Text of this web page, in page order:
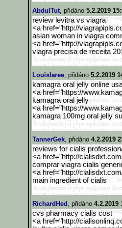
AbdulTut, přidáno 5.2.2019
review levitra vs viagra
<a href="http://
asian woman in viagra
<a href="http://
viagra precisa de receita
Louislaree, přidáno 5.2.2019
kamagra oral jelly online
<a href="https://
kamagra oral jelly
<a href="https://
kamagra 100mg oral jelly
TannerGek, přidáno 4.2.2019
reviews for cialis
<a href="http://
comprar viagra cialis
<a href="http://
main ingredient of cialis
RichardHed , přidáno 4.2.2019
cvs pharmacy cialis cost
<a href="http://